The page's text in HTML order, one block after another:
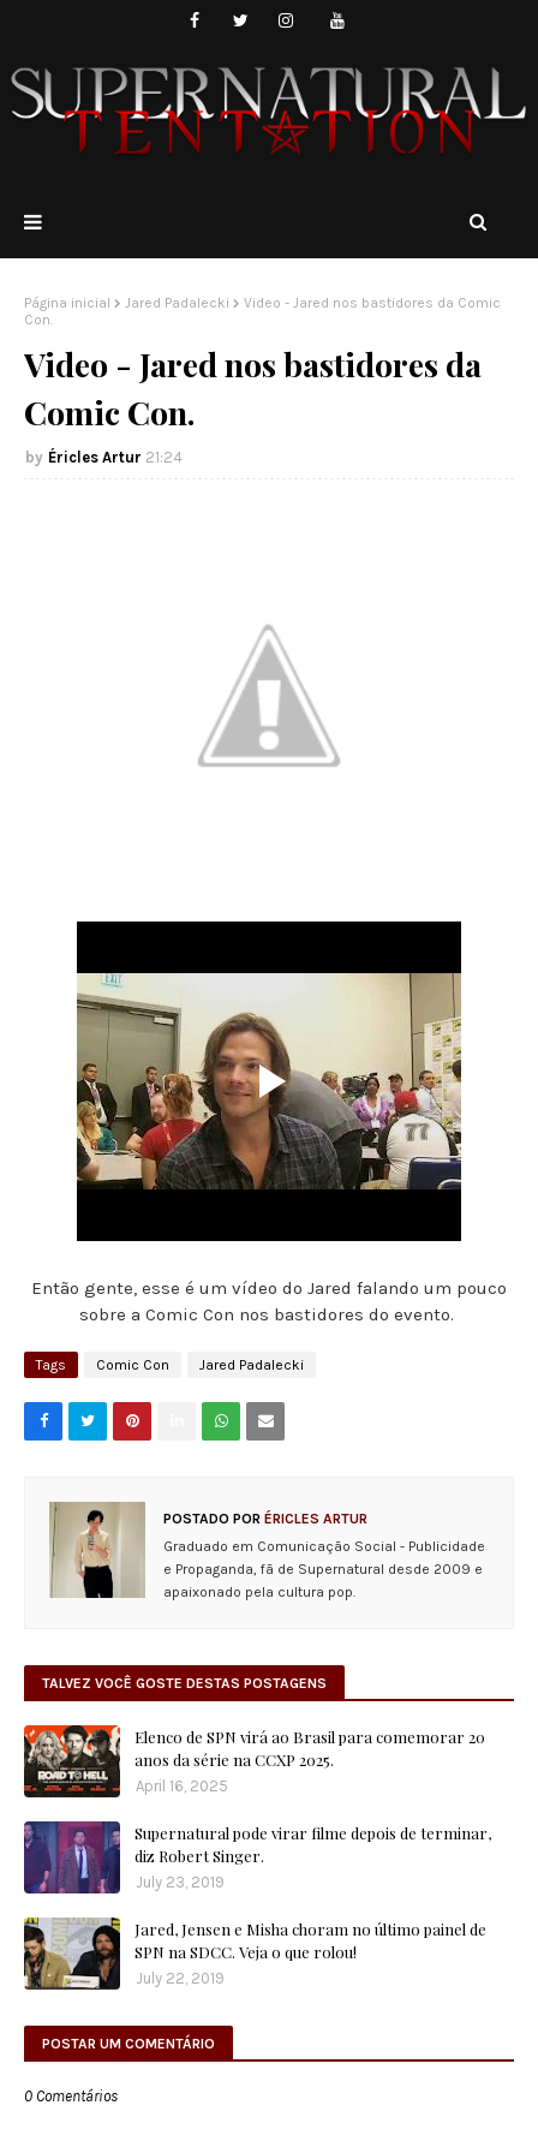
Página inicial Jared Padalecki
Video - Jared nos bastidores da Comic
Con.
Video - Jared nos bastidores da
Comic Con.
Éricles Artur 21:24
Então gente, esse é um vídeo do Jared falando um pouco
sobre a Comic Con nos bastidores do evento.
Tags Comic Con Jared Padalecki
POSTADO POR ÉRICLES ARTUR
Graduado em Comunicação Social - Publicidade
e Propaganda, fã de Supernatural desde 2009 e
apaixonado pela cultura pop.
TALVEZ VOCÊ GOSTE DESTAS POSTAGENS
Elenco de SPN virá ao Brasil para comemorar 20
anos da série na CCXP 2025.
April 16, 2025
Supernatural pode virar filme depois de terminar,
diz Robert Singer.
July 23, 2019
Jared, Jensen e Misha choram no último painel de
SPN na SDCC. Veja o que rolou!
July 22, 2019
POSTAR UM COMENTÁRIO
0 Comentários